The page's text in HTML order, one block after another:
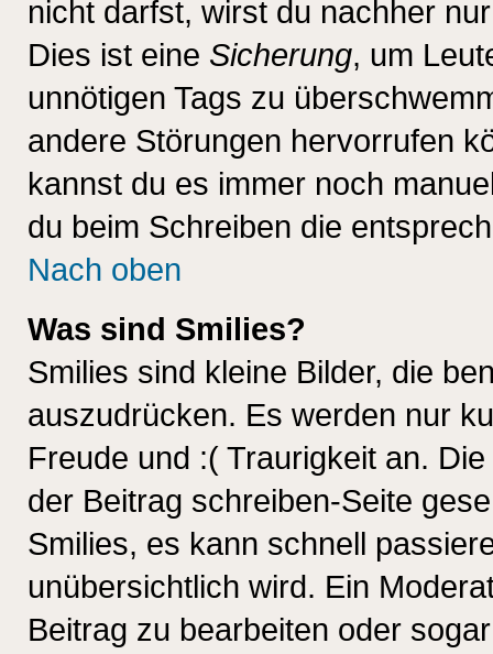
nicht darfst, wirst du nachher
Dies ist eine Sicherung, um
unnötigen Tags zu
andere Störungen hervorrufen
kannst du es immer noch
du beim Schreiben die
Nach oben
Was sind Smilies?
Smilies sind kleine Bilder, die
auszudrücken. Es werden nur
Freude und :( Traurigkeit an.
der Beitrag schreiben-Seite
Smilies, es kann schnell
unübersichtlich wird. Ein
Beitrag zu bearbeiten oder